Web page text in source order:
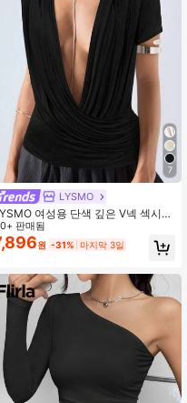
7
LYSMO
여성용 단색 깊은 V넥 섹시
미솔판매됨
원 -31% 마지막 3일